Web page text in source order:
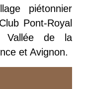
piétonnier
Pont-Royal
Vallée de la
et Avignon.